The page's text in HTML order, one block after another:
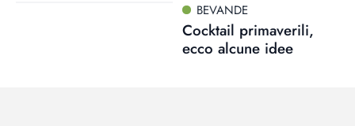
BEVANDE
Cocktail primaverili,
ecco alcune idee